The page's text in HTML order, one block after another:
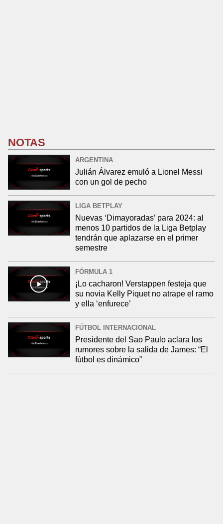
NOTAS
ARGENTINA
Julián Álvarez emuló a Lionel Messi
con un gol de pecho
LIGA BETPLAY
Nuevas ‘Dimayoradas’ para 2024: al
menos 10 partidos de la Liga Betplay
tendrán que aplazarse en el primer
semestre
FÓRMULA 1
¡Lo cacharon! Verstappen festeja que
su novia Kelly Piquet no atrape el ramo
y ella ‘enfurece’
FÚTBOL INTERNACIONAL
Presidente del Sao Paulo aclara los
rumores sobre la salida de James: “El
fútbol es dinámico”